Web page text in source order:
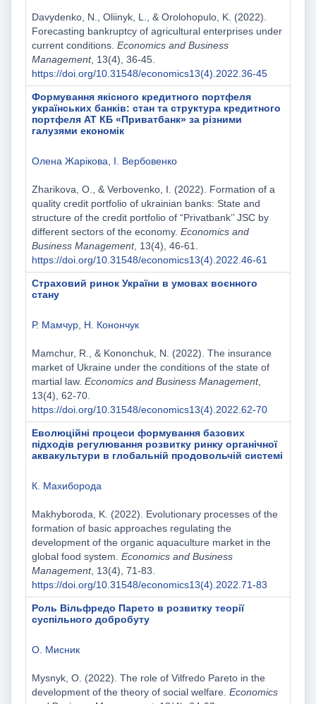
Davydenko, N., Oliinyk, L., & Orolohopulo, K. (2022).
Forecasting bankruptcy of agricultural enterprises under
current conditions. Economics and Business
Management, 13(4), 36-45.
https://doi.org/10.31548/economics13(4).2022.36-45
Формування якісного кредитного портфеля
українських банків: стан та структура кредитного
портфеля АТ КБ «Приватбанк» за різними
галузями економік
Олена Жарікова І. Вербовенко
Zharikova, O., & Verbovenko, І. (2022). Formation of a
quality credit portfolio of ukrainian banks: State and
structure of the credit portfolio of “Privatbank’’ JSC by
different sectors of the economy. Economics and
Business Management, 13(4), 46-61.
https://doi.org/10.31548/economics13(4).2022.46-61
Страховий ринок України в умовах воєнного
стану
Р. Мамчур, Н. Конончук
Mamchur, R., & Kononchuk, N. (2022). The insurance
market of Ukraine under the conditions of the state of
martial law. Economics and Business Management,
13(4), 62-70.
https://doi.org/10.31548/economics13(4).2022.62-70
Еволюційні процеси формування базових
підходів регулювання розвитку ринку органічної
аквакультури в глобальній продовольчій системі
К. Махиборода
Makhyboroda, K. (2022). Evolutionary processes of the
formation of basic approaches regulating the
development of the organic aquaculture market in the
global food system. Economics and Business
Management, 13(4), 71-83.
https://doi.org/10.31548/economics13(4).2022.71-83
Роль Вільфредо Парето в розвитку теорії
суспільного добробуту
О. Мисник
Mysnyk, O. (2022). The role of Vilfredo Pareto in the
development of the theory of social welfare. Economics